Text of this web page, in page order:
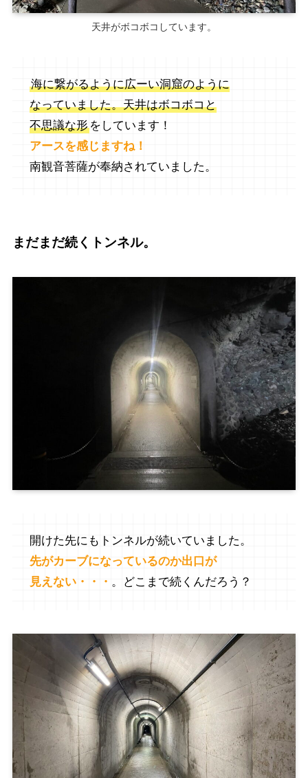
天井がボコボコしています。
海に繋がるように広ーい洞窟のように
なっていました。天井はボコボコと
不思議な形をしています！
アースを感じますね！
南観音菩薩が奉納されていました。
まだまだ続くトンネル。
開けた先にもトンネルが続いていました。
先がカーブになっているのか出口が
見えない・・・ 。どこまで続くんだろう？